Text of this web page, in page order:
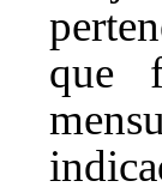
que